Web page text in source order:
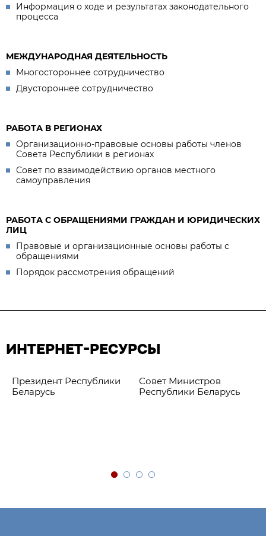
Информация о ходе и результатах законодательного
процесса
МЕЖДУНАРОДНАЯ ДЕЯТЕЛЬНОСТЬ
Многостороннее сотрудничество
Двустороннее сотрудничество
РАБОТА В РЕГИОНАХ
Организационно-правовые основы работы членов
Совета Республики в регионах
Совет по взаимодействию органов местного
самоуправления
РАБОТА С ОБРАЩЕНИЯМИ ГРАЖДАН И ЮРИДИЧЕСКИХ
ЛИЦ
Правовые и организационные основы работы с
обращениями
Порядок рассмотрения обращений
ИНТЕРНЕТ-РЕСУРСЫ
Президент Республики
Беларусь
Совет Министров
Республики Беларусь